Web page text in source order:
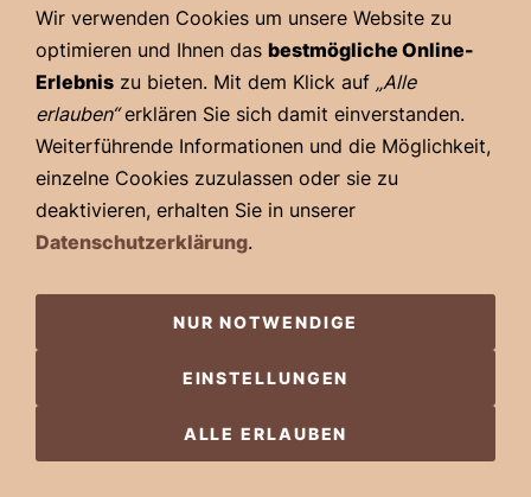
Cookies
© 2026 - Pfälzer Comic-Salon - Heimat- und Kulturverein
Gönnheim e.V. - Alle Rechte vorbehalten
Wir verwenden Cookies um unsere Website zu
optimieren und Ihnen das bestmögliche Online-
Erlebnis zu bieten. Mit dem Klick auf „Alle
erlauben“erklären Sie sich damit einverstanden.
Weiterführende Informationen und die Möglichkeit,
einzelne Cookies zuzulassen oder sie zu
deaktivieren, erhalten Sie in unserer
Datenschutzerklärung.
NUR NOTWENDIGE
EINSTELLUNGEN
ALLE ERLAUBEN